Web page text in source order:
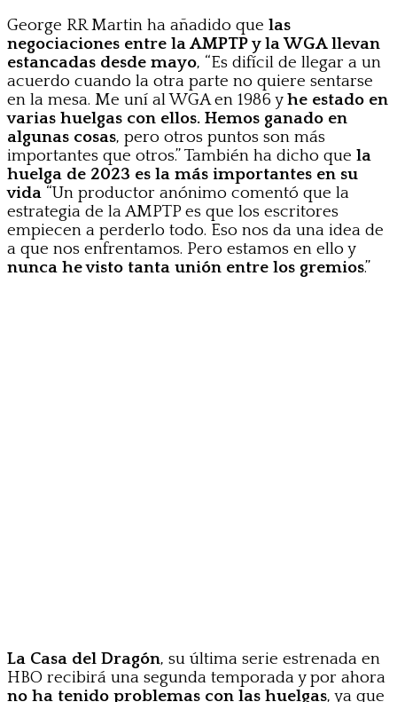
George RR Martin ha añadido que las
negociaciones entre la AMPTP y la WGA llevan
estancadas desde mayo, “Es difícil de llegar a un
acuerdo cuando la otra parte no quiere sentarse
en la mesa. Me uní al WGA en 1986 yhe estado en
varias huelgas con ellos. Hemos ganado en
algunas cosas, pero otros puntos son más
importantes que otros.” También ha dicho que la
huelga de 2023 es la más importantes en su
vida “Un productor anónimo comentó que la
estrategia de la AMPTP es que los escritores
empiecen a perderlo todo. Eso nos da una idea de
a que nos enfrentamos. Pero estamos en ello y
nunca he visto tanta unión entre los gremios.”
La Casa del Dragón, su última serie estrenada en
HBO recibirá una segunda temporada y por ahora
no ha tenido problemas con las huelgas, ya que